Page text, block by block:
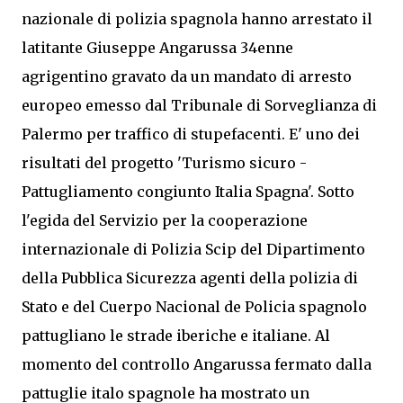
nazionale di polizia spagnola hanno arrestato il
latitante Giuseppe Angarussa 34enne
agrigentino gravato da un mandato di arresto
europeo emesso dal Tribunale di Sorveglianza di
Palermo per traffico di stupefacenti. E' uno dei
risultati del progetto 'Turismo sicuro -
Pattugliamento congiunto Italia Spagna'. Sotto
l'egida del Servizio per la cooperazione
internazionale di Polizia Scip del Dipartimento
della Pubblica Sicurezza agenti della polizia di
Stato e del Cuerpo Nacional de Policia spagnolo
pattugliano le strade iberiche e italiane. Al
momento del controllo Angarussa fermato dalla
pattuglie italo spagnole ha mostrato un